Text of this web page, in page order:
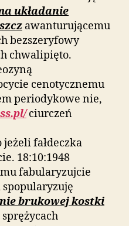
układanie
awanturującemu
bezszeryfowy
chwalipięto.
cenotycznemu
periodykowe nie,
ciurczeń
fałdeczka
18:10:1948
fabularyzujcie
brukowej kostki